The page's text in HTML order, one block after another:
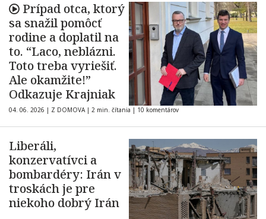
Prípad otca, ktorý
sa snažil pomôcť
rodine a doplatil na
to. “Laco, neblázni.
Toto treba vyriešiť.
Ale okamžite!”
Odkazuje Krajniak
04. 06. 2026 | Z DOMOVA | 2 min. čítania | 10 komentárov
Liberáli,
konzervatívci a
bombardéry: Irán v
troskách je pre
niekoho dobrý Irán